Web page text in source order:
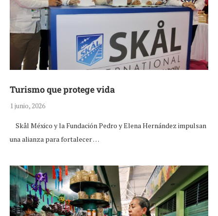
Turismo que protege vida
1 junio, 2026
Skål México y la Fundación Pedro y Elena Hernández impulsan
una alianza para fortalecer …